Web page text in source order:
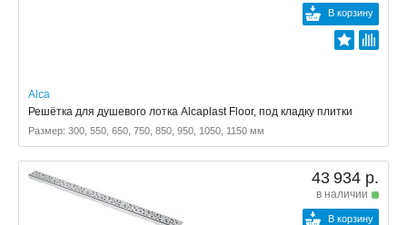
В корзину
Alca
Решётка для душевого лотка Alcaplast Floor, под кладку плитки
Размер: 300, 550, 650, 750, 850, 950, 1050, 1150 мм
43 934 р.
в наличии
В корзину